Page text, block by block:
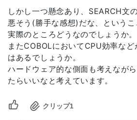
しかし一つ懸念あり、SEARCH文
悪そう(勝手な感想)だな、というこ
実際のところどうなのでしょうか。
またCOBOLにおいてCPU効率な
はあるでしょうか。
ハードウェア的な側面も考えなが
たらいいなと考えています。
クリップ1